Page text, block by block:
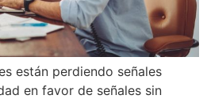
están perdiendo señales
en favor de señales sin